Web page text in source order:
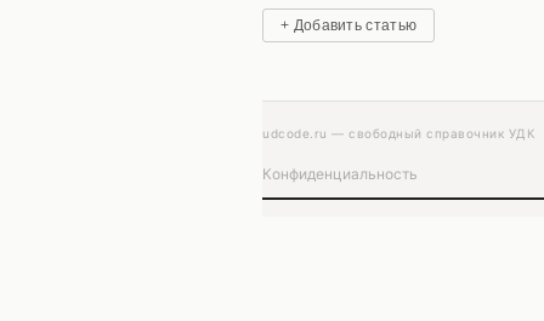
+ Добавить статью
udcode.ru — свободный справочник УДК
Конфиденциальность